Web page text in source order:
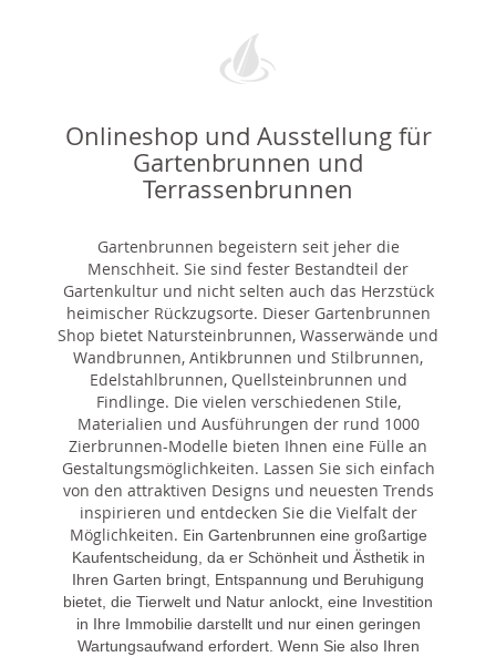
Onlineshop und Ausstellung für
Gartenbrunnen und
Terrassenbrunnen
Gartenbrunnen begeistern seit jeher die
Menschheit. Sie sind fester Bestandteil der
Gartenkultur und nicht selten auch das Herzstück
heimischer Rückzugsorte. Dieser Gartenbrunnen
Shop bietet Natursteinbrunnen, Wasserwände und
Wandbrunnen, Antikbrunnen und Stilbrunnen,
Edelstahlbrunnen, Quellsteinbrunnen und
Findlinge. Die vielen verschiedenen Stile,
Materialien und Ausführungen der rund 1000
Zierbrunnen-Modelle bieten Ihnen eine Fülle an
Gestaltungsmöglichkeiten. Lassen Sie sich einfach
von den attraktiven Designs und neuesten Trends
inspirieren und entdecken Sie die Vielfalt der
Möglichkeiten. Ein Gartenbrunnen eine großartige
Kaufentscheidung, da er Schönheit und Ästhetik in
Ihren Garten bringt, Entspannung und Beruhigung
bietet, die Tierwelt und Natur anlockt, eine Investition
in Ihre Immobilie darstellt und nur einen geringen
Wartungsaufwand erfordert. Wenn Sie also Ihren